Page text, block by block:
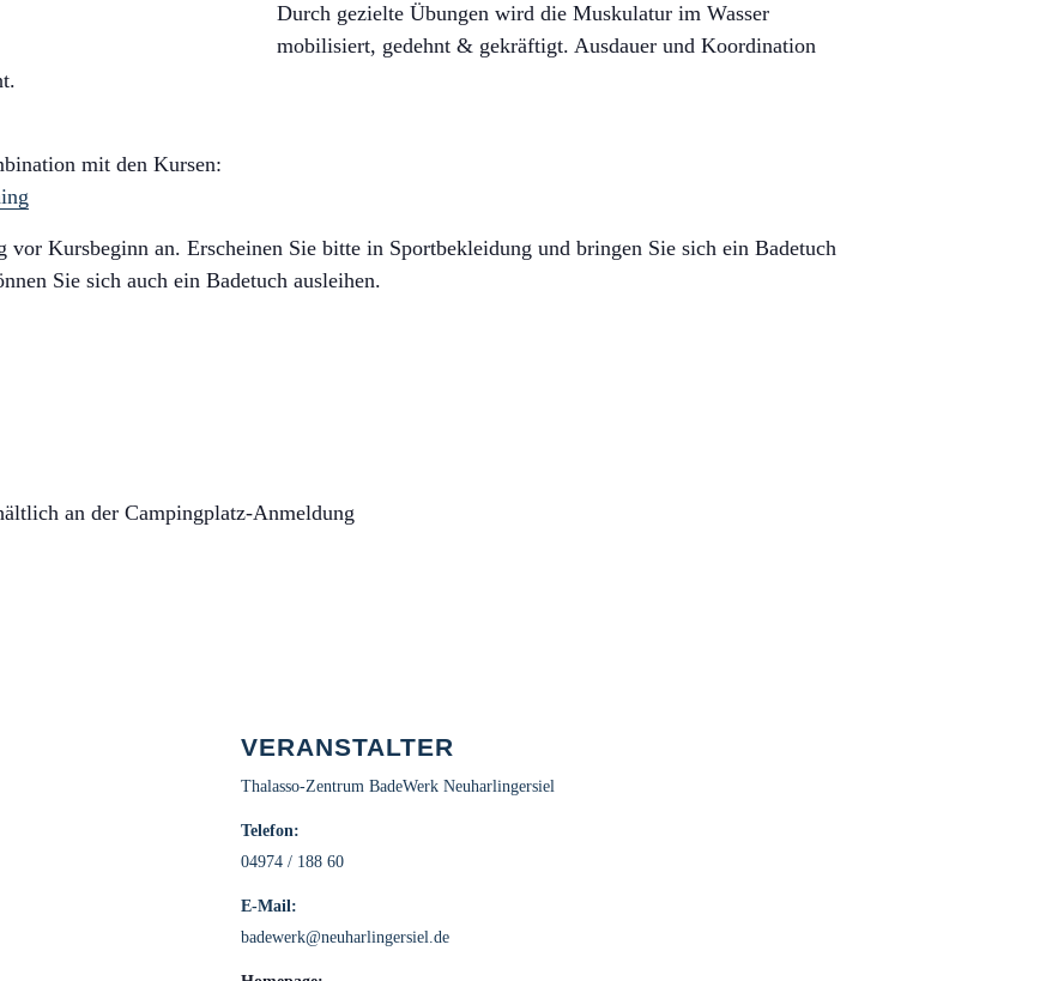
Durch gezielte Übungen wird die Muskulatur im Wasser
mobilisiert, gedehnt & gekräftigt. Ausdauer und Koordination
mit den Kursen:
vor Kursbeginn an. Erscheinen Sie bitte in Sportbekleidung und bringen Sie sich ein Badetuch
Sie sich auch ein Badetuch ausleihen.
an der Campingplatz-Anmeldung
VERANSTALTER
Thalasso-Zentrum BadeWerk Neuharlingersiel
Telefon:
04974 / 188 60
E-Mail:
badewerk@neuharlingersiel.de